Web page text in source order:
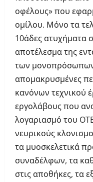
οφέλους» που
ομίλου. Μόνο τα
10άδες ατυχήματα
αποτέλεσμα της
των μονοπρόσωπων
απομακρυσμένες
κανόνων τεχνικού
εργολάβους που
λογαριασμό του
νευρικούς
τα μυοσκελετικά
συναδέλφων, τα
στις αποθήκες, τα